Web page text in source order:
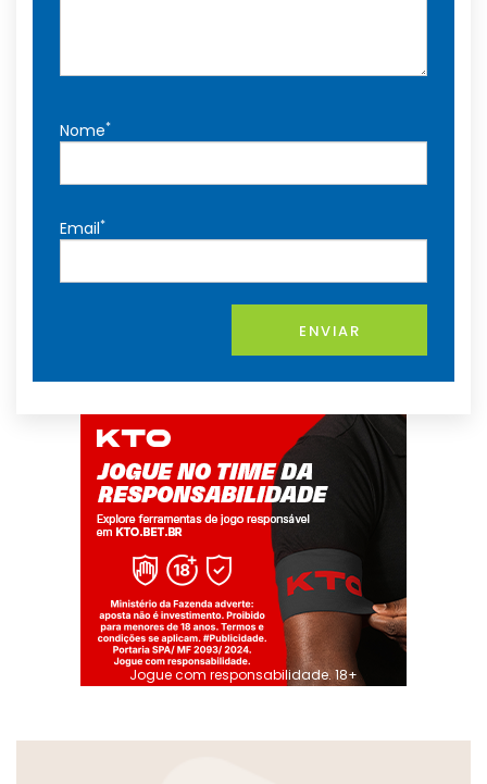
Nome*
Email*
ENVIAR
Jogue com responsabilidade. 18+